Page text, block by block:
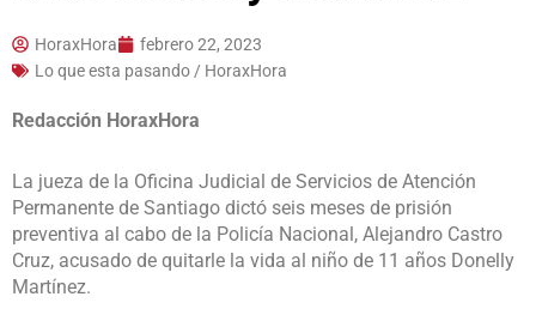
HoraxHora
febrero 22, 2023
Lo que esta pasando / HoraxHora
Redacción HoraxHora
La jueza de la Oficina Judicial de Servicios de Atención
Permanente de Santiago dictó seis meses de prisión
preventiva al cabo de la Policía Nacional, Alejandro Castro
Cruz, acusado de quitarle la vida al niño de 11 años Donelly
Martínez.